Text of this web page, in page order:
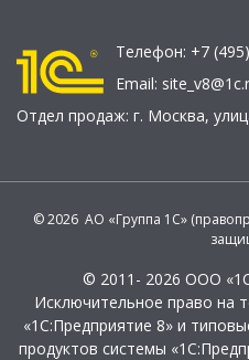
Телефон: +7
Email:
Отдел продаж: г. Москва,
© 2026 АО «Группа 1С»
© 2011- 2026 ООО
Исключительное право на
«1С:Предприятие 8» и
продуктов системы